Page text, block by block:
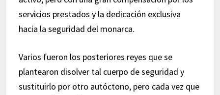
servicios prestados y la dedicación exclusiva
hacia la seguridad del monarca.
Varios fueron los posteriores reyes que se
plantearon disolver tal cuerpo de seguridad y
sustituirlo por otro autóctono, pero cada vez que